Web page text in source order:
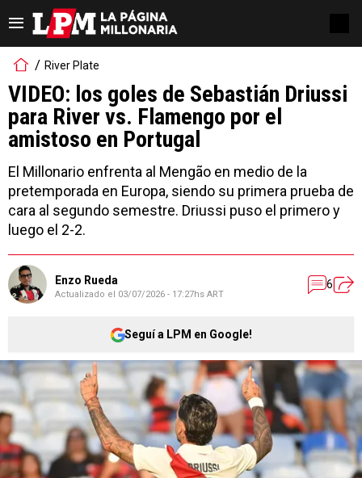
River Plate
VIDEO: los goles de Sebastián Driussi
para River vs. Flamengo por el
amistoso en Portugal
El Millonario enfrenta al Mengão en medio de la
pretemporada en Europa, siendo su primera prueba de
cara al segundo semestre. Driussi puso el primero y
luego el 2-2.
Enzo Rueda
Actualizado el 03/07/2026 - 17:27hs ART
6
Seguí a LPM en Google!